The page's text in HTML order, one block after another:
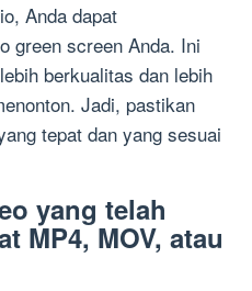
Anda dapat
green screen Anda. Ini
berkualitas dan lebih
Jadi, pastikan
tepat dan yang sesuai
yang telah
MP4, MOV, atau